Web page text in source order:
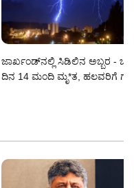
ಜಾರ್ಖಂಡ್‌ನಲ್ಲಿ ಸಿಡಿಲಿನ ಅಬ್ಬರ -
ದಿನ 14 ಮಂದಿ ಮೃ*ತ, ಹಲವರಿಗೆ